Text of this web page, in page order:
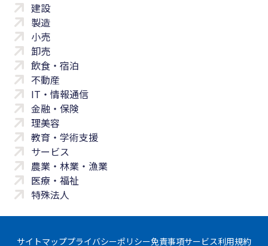
建設
製造
小売
卸売
飲食・宿泊
不動産
IT・情報通信
金融・保険
理美容
教育・学術支援
サービス
農業・林業・漁業
医療・福祉
特殊法人
サイトマッププライバシーポリシー免責事項サービス利用規約